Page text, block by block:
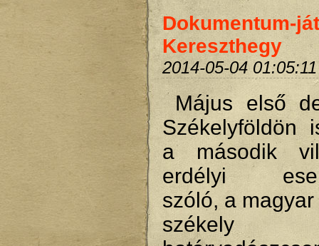
Dokumentum-
Kereszthegy
2014-05-04 01:05:11
Május első
Székelyföldön
a második
erdélyi
szóló, a
székely